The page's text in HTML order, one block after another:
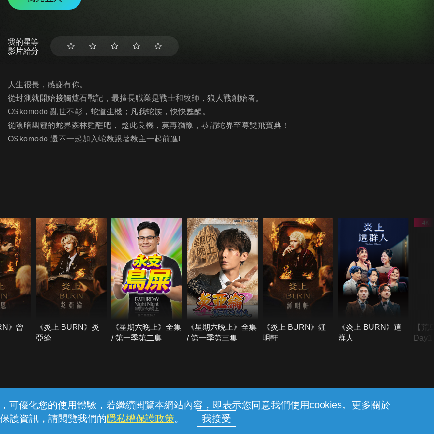
可優化您的使用體驗，若繼續閱覽本網站內容，即表示您同意我們使用cookies。更多關於
護資訊，請閱覽我們的隱私權保護政策。
我的星等
影片給分
人生很長，感謝有你。
從封測就開始接觸爐石戰記，最擅長職業是戰士和牧師，狼人戰創始者。
OSkomodo 亂世不彰，蛇道生機；凡我蛇族，快快甦醒。
從陰暗幽霾的蛇界森林甦醒吧， 趁此良機，莫再猶豫，恭請蛇界至尊雙飛寶典！
OSkomodo 還不一起加入蛇教跟著教主一起前進!
》曾
《炎上 BURN》炎
亞綸
《星期六晚上》全集
/ 第一季第二集
《星期六晚上》全集
/ 第一季第三集
《炎上 BURN》鍾
明軒
《炎上 BURN》這
群人
【荒
線上客服 服務條款 隱私權保護
中華電信股份有限公司個人家庭分公司 (統一編號：96979949) © 2026